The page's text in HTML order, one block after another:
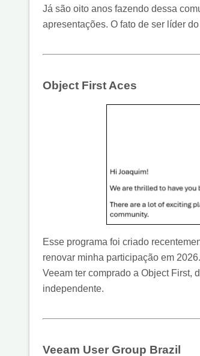
Já são oito anos fazendo dessa
apresentações. O fato de ser líder
Object First Aces
Esse programa foi criado
renovar minha participação em
Veeam ter comprado a Object First,
independente.
Veeam User Group Brazil